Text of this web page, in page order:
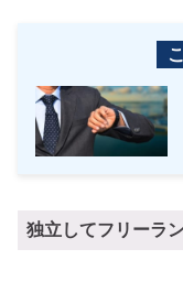
独立してフリーラ